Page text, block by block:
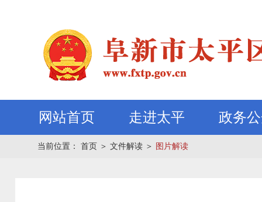
网站首页 走进太平 政务
当前位置： 首页 ＞ 文件解读 ＞ 图片解读